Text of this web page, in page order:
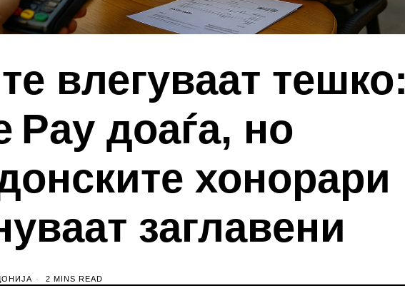
влегуваат тешко:
Pay доаѓа, но
хонорари
заглавени
2 MINS READ